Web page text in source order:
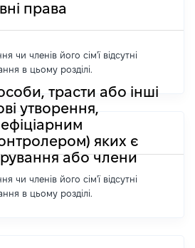
права
чи членів його сім'ї відсутні
в цьому розділі.
трасти або інші
утворення,
яких є
або члени
чи членів його сім'ї відсутні
в цьому розділі.